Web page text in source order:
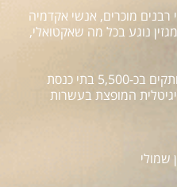
רבנים מוכרים, אנשי אקדמיה
נוגע בכל מה שאקטואלי,
השבועון מופץ בעשרות אלפי עותקים בכ-5,500 בתי כנסת
המופצת בעשרות
שמולי